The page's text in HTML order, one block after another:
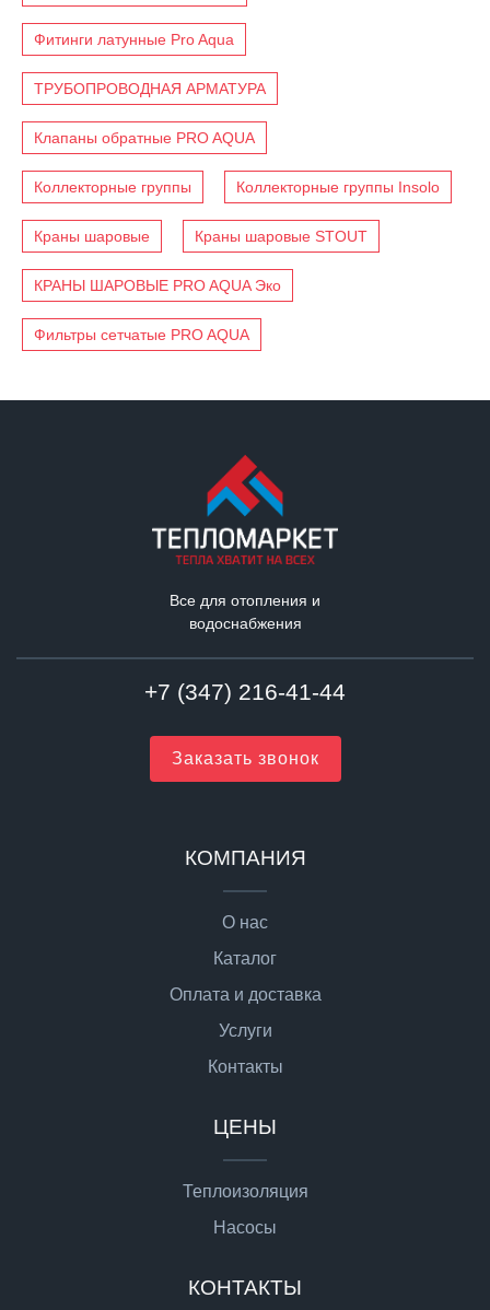
Фитинги латунные Pro Aqua
ТРУБОПРОВОДНАЯ АРМАТУРА
Клапаны обратные PRO AQUA
Коллекторные группы Коллекторные группы Insolo
Краны шаровые Краны шаровые STOUT
КРАНЫ ШАРОВЫЕ PRO AQUA Эко
Фильтры сетчатые PRO AQUA
Все для отопления и
водоснабжения
+7 (347) 216-41-44
Заказать звонок
КОМПАНИЯ
О нас
Каталог
Оплата и доставка
Услуги
Контакты
ЦЕНЫ
Теплоизоляция
Насосы
КОНТАКТЫ